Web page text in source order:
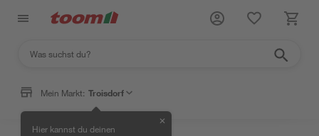
Mein Markt: Troisdorf
Hier kannst du deinen
✕